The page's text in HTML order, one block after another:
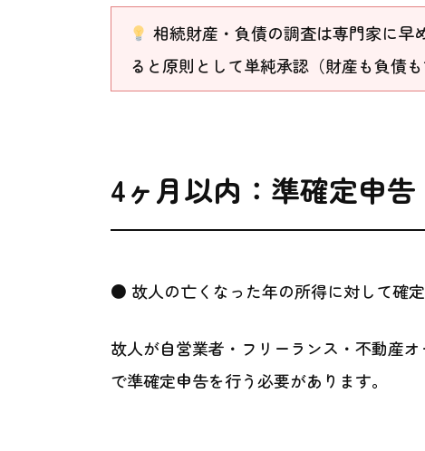
相続財産・負債の調査は専門家に早
ると原則として単純承認（財産も負債
4ヶ月以内：準確定申告
● 故人の亡くなった年の所得に対して確
故人が自営業者・フリーランス・不動産
で準確定申告を行う必要があります。